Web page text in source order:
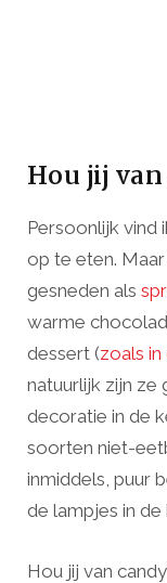
Hou jij
Persoonlijk vind
op te eten.
gesneden als
warme
dessert (zoals
natuurlijk zijn ze
decoratie in de
soorten niet-
inmiddels, puur
de lampjes in
Hou jij van